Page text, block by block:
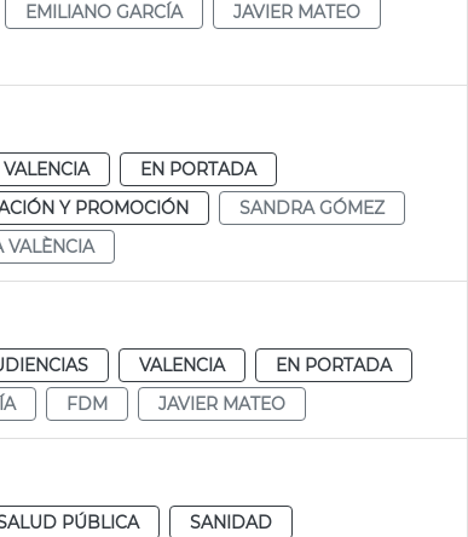
EMILIANO GARCÍA
JAVIER MATEO
VALENCIA
EN PORTADA
Y PROMOCIÓN
SANDRA GÓMEZ
VALÈNCIA
VALENCIA
EN PORTADA
FDM JAVIER MATEO
PÚBLICA
SANIDAD